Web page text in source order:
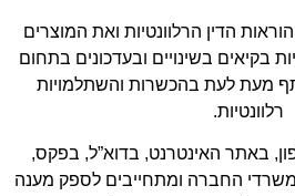
הדין הרלוונטיות ואת המוצרים
בקיאים בשינויים ובעדכונים בתחום
מעת לעת בהכשרות והשתלמויות
רלוונטיות.
באתר האינטרנט, בדוא”ל, בפקס,
החברה ומתחייבים לספק מענה